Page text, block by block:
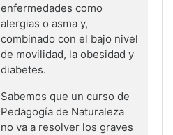
enfermedades como
alergias o asma y,
combinado con el bajo nivel
de movilidad, la obesidad y
diabetes.
Sabemos que un curso de
Pedagogía de Naturaleza
no va a resolver los graves